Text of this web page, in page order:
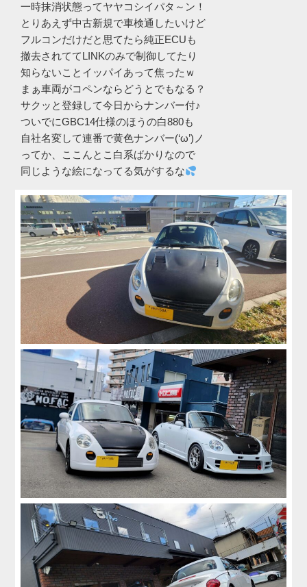
一時抹消状態ってヤヤコシイパタ～ン！
とりあえず中古新規で車検通したいけど
フルコンだけだと思てたら純正ECUも
撤去されててLINKのみで制御してたり
知らないことイッパイあって焦ったｗ
まぁ車両がコペンならどうとでもなる？
サクッと登録して今日からナンバー付♪
ついでにGBC14仕様のほうの白880も
自社名変して連番で黄色ナンバー(‘ω’)ノ
ってか、ここんとこ白系ばかりなので
同じような絵になってる気がするな